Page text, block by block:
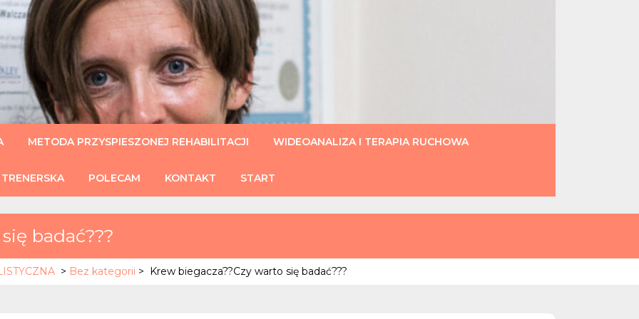
METODA PRZYSPIESZONEJ REHABILITACJI WIDEOANALIZA I TERAPIA RUCHOWA
POLECAM KONTAKT START
badać???
> Bez kategorii > Krew biegacza??Czy warto się badać???